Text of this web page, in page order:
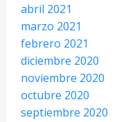
abril 2021
marzo 2021
febrero 2021
diciembre 2020
noviembre 2020
octubre 2020
septiembre 2020